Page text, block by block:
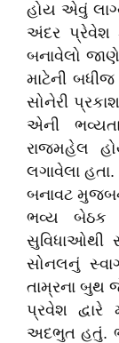
હોય એવું
અંદર પ્રેવેશ
બનાવેલો
માટેની
સોનેરી
એની
રાજમહેલ
લગાવેલા
બનાવટ
ભવ્ય બેઠક
સોનલનું
તામ્રના બુથ
પ્રવેશ
અદભુત હતું.